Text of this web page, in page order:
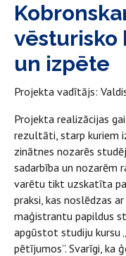
vēsturisko
un izpēte
Projekta vadītājs:
Projekta realizācijas
rezultāti, starp kuriem
zinātnes nozarēs
sadarbība un nozarēm
varētu tikt uzskatīta
praksi, kas noslēdzas
maģistrantu papildus
apgūstot studiju kursu
pētījumos”. Svarīgi, ka